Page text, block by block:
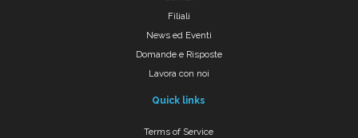
Filiali
News ed Eventi
Domande e Risposte
Lavora con noi
Quick links
Terms of Service